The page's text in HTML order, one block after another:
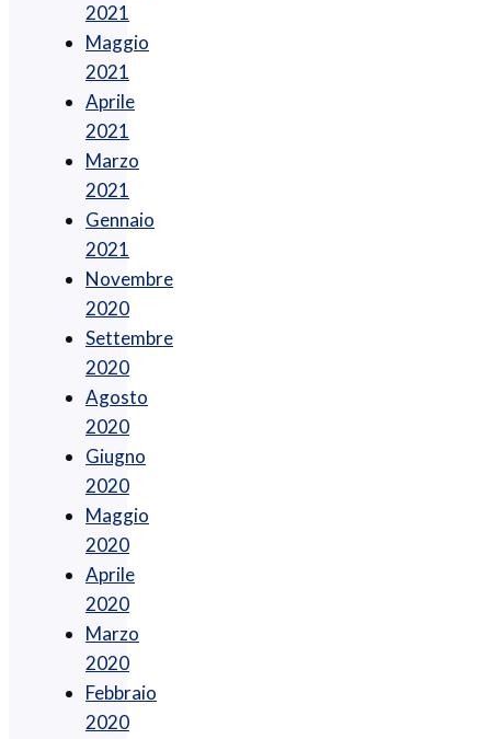
2021
Maggio
2021
Aprile
2021
Marzo
2021
Gennaio
2021
Novembre
2020
Settembre
2020
Agosto
2020
Giugno
2020
Maggio
2020
Aprile
2020
Marzo
2020
Febbraio
2020